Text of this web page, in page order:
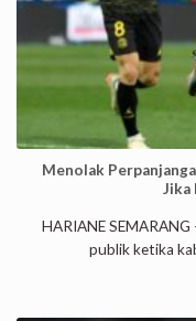
Menolak
Jika
HARIANE
publik ketika